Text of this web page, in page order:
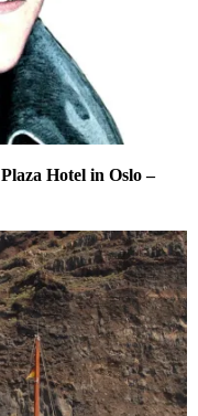
Hotel in Oslo –